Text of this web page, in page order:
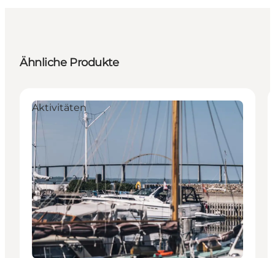
Ähnliche Produkte
Aktivitäten